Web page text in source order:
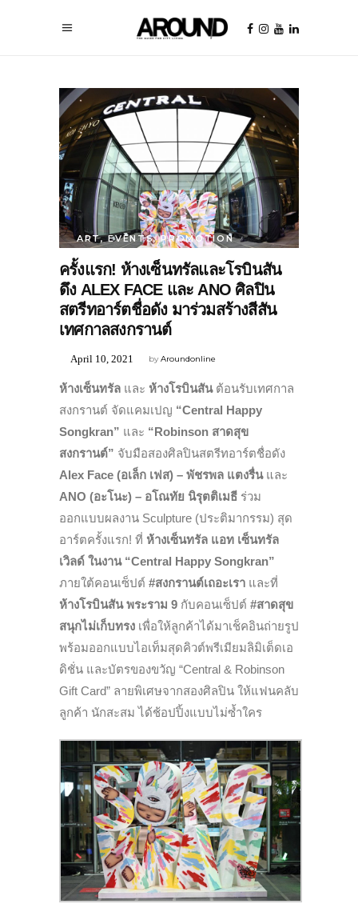
ART,EVENTS,PROMOTION
ครั้งแรก! ห้างเซ็นทรัลและโรบินสัน
ดึง ALEX FACE และ ANO ศิลปิน
สตรีทอาร์ตชื่อดัง มาร่วมสร้างสีสัน
เทศกาลสงกรานต์
byAroundonline
April 10, 2021
ห้างเซ็นทรัล และ ห้างโรบินสัน ต้อนรับเทศกาล
สงกรานต์ จัดแคมเปญ “Central Happy
Songkran” และ “Robinson สาดสุข
สงกรานต์” จับมือสองศิลปินสตรีทอาร์ตชื่อดัง
Alex Face (อเล็ก เฟส) – พัชรพล แตงรื่น และ
ANO (อะโนะ) – อโณทัย นิรุตติเมธี ร่วม
ออกแบบผลงาน Sculpture (ประติมากรรม) สุด
อาร์ตครั้งแรก! ที่ ห้างเซ็นทรัล แอท เซ็นทรัล
เวิลด์ ในงาน “Central Happy Songkran”
ภายใต้คอนเซ็ปต์ #สงกรานต์เถอะเรา และที่
ห้างโรบินสัน พระราม 9 กับคอนเซ็ปต์ #สาดสุข
สนุกไม่เก็บทรง เพื่อให้ลูกค้าได้มาเช็คอินถ่ายรูป
พร้อมออกแบบไอเท็มสุดคิวต์พรีเมียมลิมิเต็ดเอ
ดิชั่น และบัตรของขวัญ “Central & Robinson
Gift Card” ลายพิเศษจากสองศิลปิน ให้แฟนคลับ
ลูกค้า นักสะสม ได้ช้อปปิ้งแบบไม่ซ้ำใคร